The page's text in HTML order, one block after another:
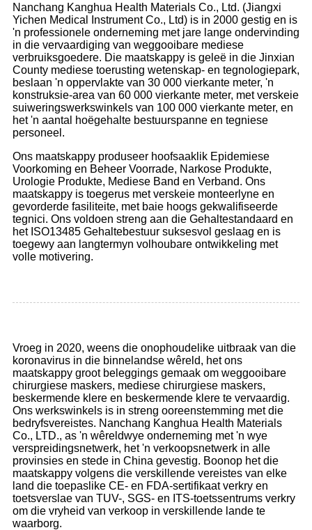
Nanchang Kanghua Health Materials Co., Ltd. (Jiangxi
Yichen Medical Instrument Co., Ltd) is in 2000 gestig en is
'n professionele onderneming met jare lange ondervinding
in die vervaardiging van weggooibare mediese
verbruiksgoedere. Die maatskappy is geleë in die Jinxian
County mediese toerusting wetenskap- en tegnologiepark,
beslaan 'n oppervlakte van 30 000 vierkante meter, 'n
konstruksie-area van 60 000 vierkante meter, met verskeie
suiweringswerkswinkels van 100 000 vierkante meter, en
het 'n aantal hoëgehalte bestuurspanne en tegniese
personeel.
Ons maatskappy produseer hoofsaaklik Epidemiese
Voorkoming en Beheer Voorrade, Narkose Produkte,
Urologie Produkte, Mediese Band en Verband. Ons
maatskappy is toegerus met verskeie monteerlyne en
gevorderde fasiliteite, met baie hoogs gekwalifiseerde
tegnici. Ons voldoen streng aan die Gehaltestandaard en
het ISO13485 Gehaltebestuur suksesvol geslaag en is
toegewy aan langtermyn volhoubare ontwikkeling met
volle motivering.
Vroeg in 2020, weens die onophoudelike uitbraak van die
koronavirus in die binnelandse wêreld, het ons
maatskappy groot beleggings gemaak om weggooibare
chirurgiese maskers, mediese chirurgiese maskers,
beskermende klere en beskermende klere te vervaardig.
Ons werkswinkels is in streng ooreenstemming met die
bedryfsvereistes. Nanchang Kanghua Health Materials
Co., LTD., as 'n wêreldwye onderneming met 'n wye
verspreidingsnetwerk, het 'n verkoopsnetwerk in alle
provinsies en stede in China gevestig. Boonop het die
maatskappy volgens die verskillende vereistes van elke
land die toepaslike CE- en FDA-sertifikaat verkry en
toetsverslae van TUV-, SGS- en ITS-toetssentrums verkry
om die vryheid van verkoop in verskillende lande te
waarborg.